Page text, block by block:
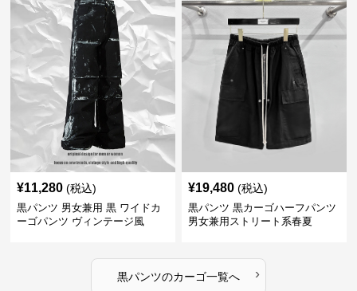
¥11,280 (税込)
黒パンツ 男女兼用 黒 ワイドカ
ーゴパンツ ヴィンテージ風
¥19,480 (税込)
黒パンツ 黒カーゴハーフパンツ
男女兼用ストリート系春夏
黒パンツのカーゴ一覧へ ›